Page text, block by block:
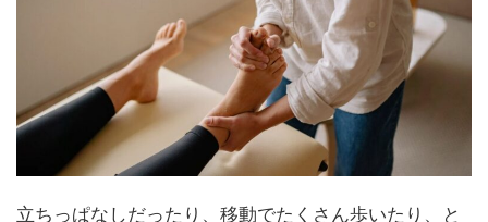
立ちっぱなしだったり、移動でたくさん歩いたり、と